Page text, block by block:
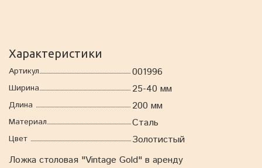
Характеристики
Артикул 001996
Ширина 25-40 мм
Длина 200 мм
Материал Сталь
Цвет
Золотистый
Ложка столовая "Vintage Gold" в аренду